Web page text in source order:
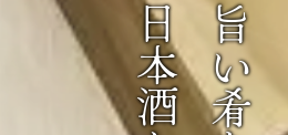
旨い肴を